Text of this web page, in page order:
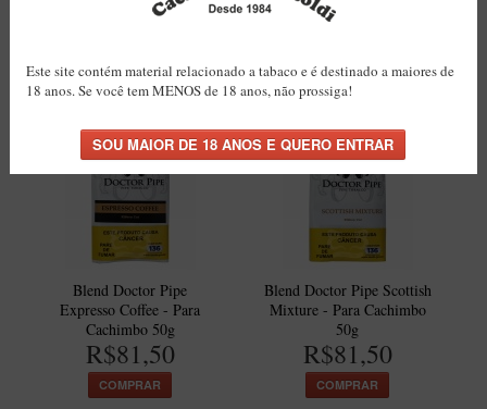
R$81,50
Cachimbo 50g
COMPRAR
Blend Doctor Pipe
Expresso Coffee - Para
Cachimbo 50g
R$81,50
COMPRAR
Blend Doctor Pipe Scottish
Mixture - Para Cachimbo
50g
R$81,50
COMPRAR
Este site contém material relacionado a tabaco e é destinado a maiores de
18 anos. Se você tem MENOS de 18 anos, não prossiga!